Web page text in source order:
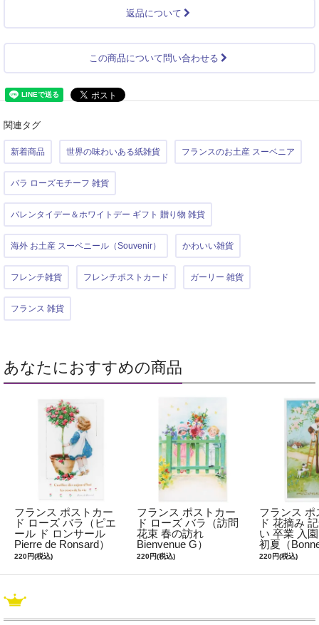
返品について
この商品について問い合わせる
関連タグ
新着商品 世界の味わいある紙雑貨 フランスのお土産 スーベニア
バラ ローズモチーフ 雑貨
バレンタイデー＆ホワイトデー ギフト 贈り物 雑貨
海外 お土産 スーベニール（Souvenir） かわいい雑貨
フレンチ雑貨 フレンチポストカード ガーリー 雑貨
フランス 雑貨
あなたにおすすめの商品
フランス ポストカー
ド ローズ バラ（ピエ
ール ド ロンサール
Pierre de Ronsard）
220円(税込)
フランス ポストカー
ド ローズ バラ（訪問
花束 春の訪れ
Bienvenue G）
220円(税込)
フランス ポ
ド 花摘み
い 卒業 入
初夏（
220円(税込)